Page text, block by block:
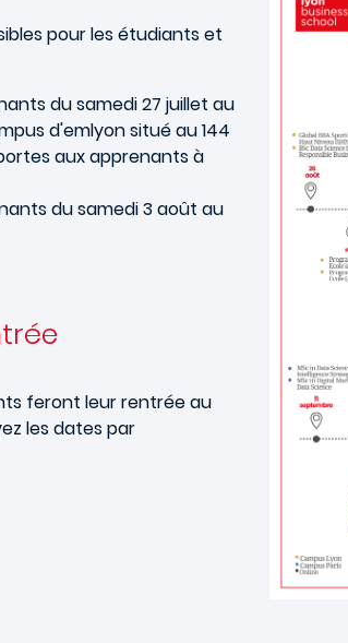
pour les étudiants et
du samedi 27 juillet au
d'emlyon situé au 144
aux apprenants à
du samedi 3 août au
feront leur rentrée au
les dates par